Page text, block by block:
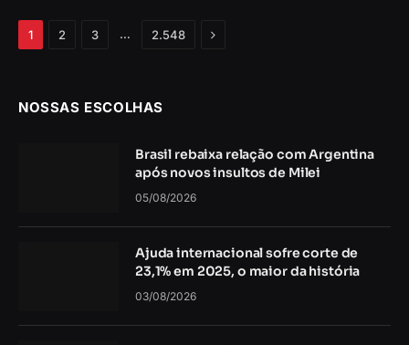
1 2 3 … 2.548 Próximo
NOSSAS ESCOLHAS
Brasil rebaixa relação com Argentina
após novos insultos de Milei
05/08/2026
Ajuda internacional sofre corte de
23,1% em 2025, o maior da história
03/08/2026